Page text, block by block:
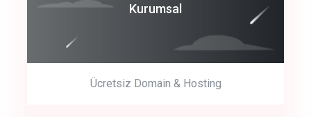
Get Started
Kurumsal
Ücretsiz Domain & Hosting
Coroprate